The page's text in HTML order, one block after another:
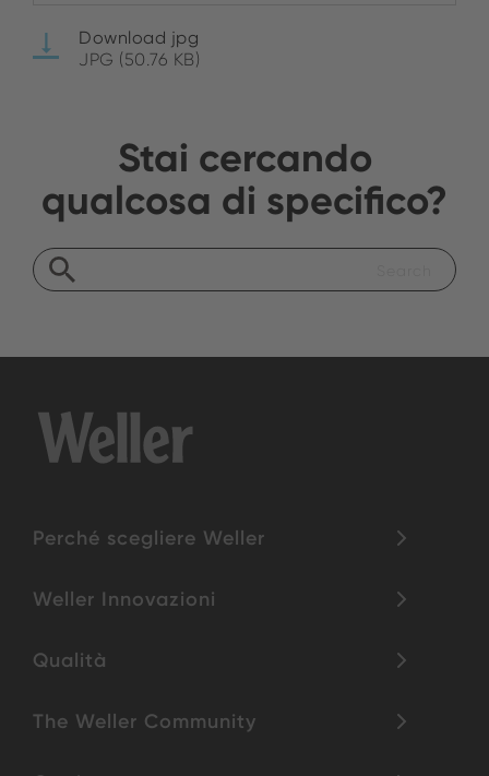
Download jpg
JPG (50.76 KB)
Stai cercando
qualcosa di specifico?
Perché scegliere Weller
Weller Innovazioni
Qualità
The Weller Community